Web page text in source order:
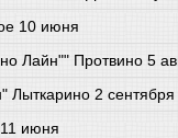
10 июня
Лайн"" Протвино 5
Лыткарино 2 сентября
июня